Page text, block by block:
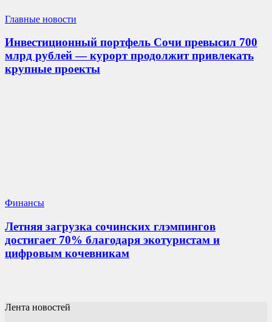
Главные новости
Инвестиционный портфель Сочи превысил 700
млрд рублей — курорт продолжит привлекать
крупные проекты
Финансы
Летняя загрузка сочинских глэмпингов
достигает 70% благодаря экотуристам и
цифровым кочевникам
Лента новостей